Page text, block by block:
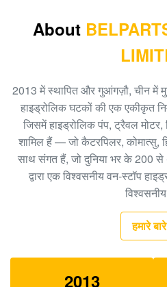
खुदाई पायलट पंप PC40-6 राम
खुदाई गियर पंप EC480D EC360
00510 मुख्य पंप
खुदाई EC140B XCM150 यात्रा
VOE14573820 यात्रा में कमी
खुदाई EC460 पायलट पंप
खुदाई करने वाला SK140-8
E325C E324 200-3343 . के
About
2013 में स्थापित और गुआंगज़ौ, चीन में
हाइड्रोलिक घटकों की एक एकीकृत
जिसमें हाइड्रोलिक पंप, ट्रैवल
शामिल हैं — जो कैटरपिलर, कोमात्सु,
साथ संगत हैं, जो दुनिया भर के 200 से
द्वारा एक विश्वसनीय वन-स्टॉप
हमारे
2013